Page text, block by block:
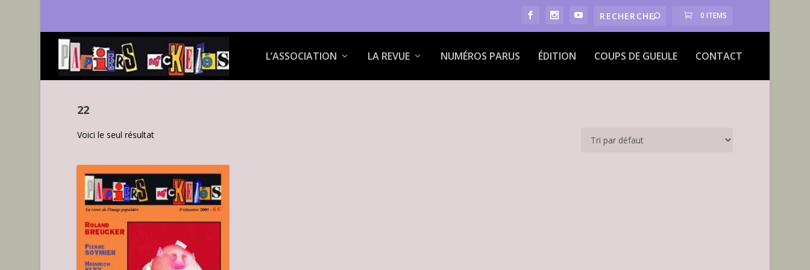
0 ITEMS
L’ASSOCIATION LA REVUE NUMÉROS PARUS ÉDITION COUPS DE GUEULE CONTACT
22
Voici le seul résultat